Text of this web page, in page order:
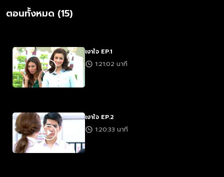
ตอนทั้งหมด (15)
เงาใจ EP.1
1:21:02 นาที
เงาใจ EP.2
1:20:33 นาที